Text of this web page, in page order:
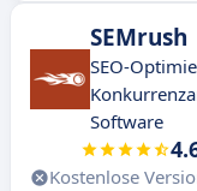
SEMrush
SEO-
Software
Kostenlose